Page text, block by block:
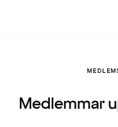
Medlemmar